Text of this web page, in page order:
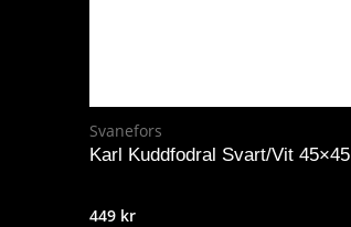
Svanefors
Karl Kuddfodral Svart/Vit 45×45
449 kr